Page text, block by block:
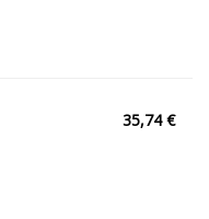
35,74 €